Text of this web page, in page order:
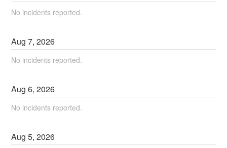
No incidents reported.
Aug7,2026
No incidents reported.
Aug6,2026
No incidents reported.
Aug5,2026